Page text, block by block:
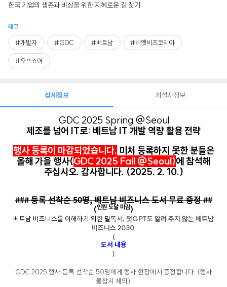
한국 기업의 생존과 비상을 위한 지혜로운 길 찾기
태그
#개발자 #GDC #베트남 #비엣비즈코리아
#오프쇼어
상세정보
GDC 2025 Spring @Seoul
제조를 넘어 IT로: 베트남 IT 개발 역량 활용 전략
행사 등록이 마감되었습니다. 미처 등록하지 못한 분들은
올해 가을 행사(GDC 2025 Fall @Seoul)에 참석해
주십시오. 감사합니다. (2025. 2. 10.)
### 등록 선착순 50명, 베트남 비즈니스 도서 무료 증정 ##
(인원 도달 마감)
베트남 비즈니스를 이해하기 위한 필독서, 챗GPT도 알려 주지 않는 베트남
비즈니스 2030
(
도서 내용
)
GDC 2025 행사 등록 선착순 50명에게 행사 현장에서 증정합니다. (행사
불참시 제외)
개설자정보